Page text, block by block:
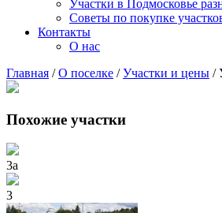
Участки в Подмосковье
Советы по покупке
Контакты
О нас
Главная /О поселке /Участки и цены /
Похожие участки
3а
3